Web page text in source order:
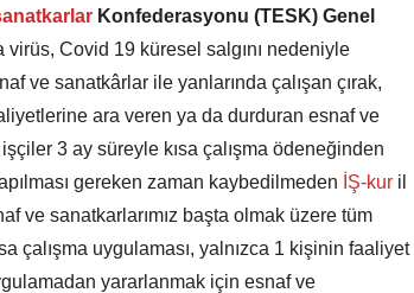
Konfederasyonu (TESK) Genel
virüs, Covid 19 küresel salgını nedeniyle
ve sanatkârlar ile yanlarında çalışan çırak,
ara veren ya da durduran esnaf ve
işçiler 3 ay süreyle kısa çalışma ödeneğinden
gereken zaman kaybedilmeden İŞ-kur il
ve sanatkarlarımız başta olmak üzere tüm
çalışma uygulaması, yalnızca 1 kişinin faaliyet
yararlanmak için esnaf ve